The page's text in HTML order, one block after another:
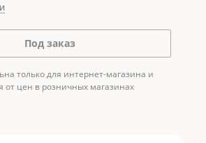
Под заказ
только для интернет-магазина и
от цен в розничных магазинах